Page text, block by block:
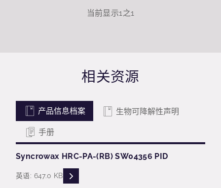
当前显示1之1
相关资源
产品信息档案 生物可降解性声明
手册
Syncrowax HRC-PA-(RB) SW04356 PID
英语: 647.0 KB READ DESCRIPTIONS